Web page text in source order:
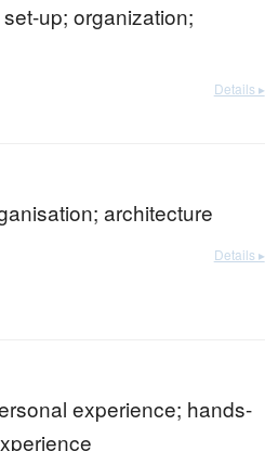
up; organization;
Details ▸
architecture
Details ▸
experience; hands-